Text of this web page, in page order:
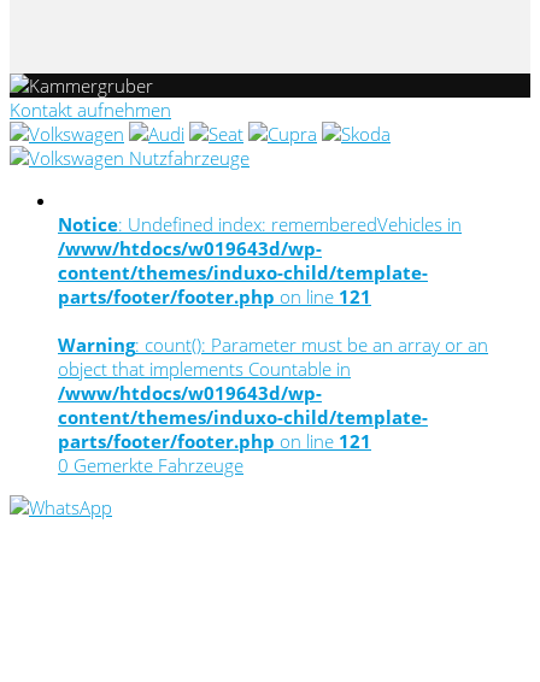
Kontakt aufnehmen
Notice: Undefined index: rememberedVehicles in
/www/htdocs/w019643d/wp-
content/themes/induxo-child/template-
parts/footer/footer.php on line 121
Warning: count(): Parameter must be an array or an
object that implements Countable in
/www/htdocs/w019643d/wp-
content/themes/induxo-child/template-
parts/footer/footer.php on line 121
0 Gemerkte Fahrzeuge